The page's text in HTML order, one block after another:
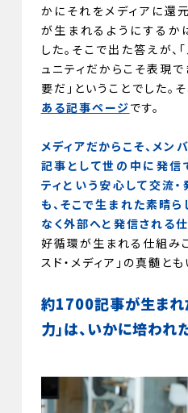
かにそれをメディアに還
が生まれるようにするか
した。そこで出た答えが、
ュニティだからこそ表現で
要だ」ということでした。そ
ある記事ページです。
メディアだからこそ、メン
記事として世の中に発信
ティという安心して交流
も、そこで生まれた素晴
なく外部へと発信される
好循環が生まれる仕組み
スド・メディア」の真髄と
約1700記事が生まれ
力」は、いかに培われ